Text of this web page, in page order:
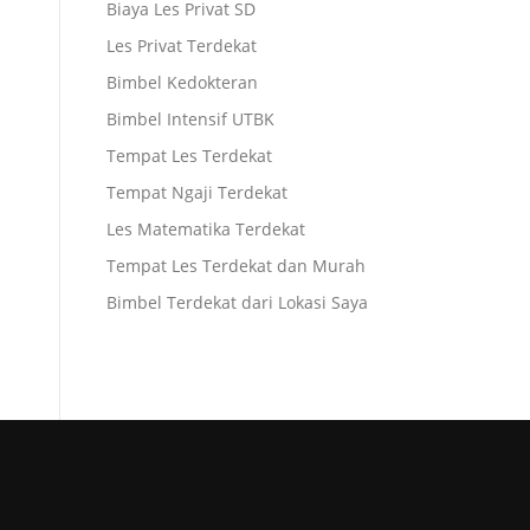
Biaya Les Privat SD
Les Privat Terdekat
Bimbel Kedokteran
Bimbel Intensif UTBK
Tempat Les Terdekat
Tempat Ngaji Terdekat
Les Matematika Terdekat
Tempat Les Terdekat dan Murah
Bimbel Terdekat dari Lokasi Saya